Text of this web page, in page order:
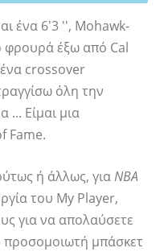
ένα 6'3 '', Mohawk-
φρουρά έξω από Cal
crossover
όλη την
... Είμαι μια
Fame.
ή άλλως, γιαNBA
του My Player,
για να απολαύσετε
προσομοιωτή μπάσκετ